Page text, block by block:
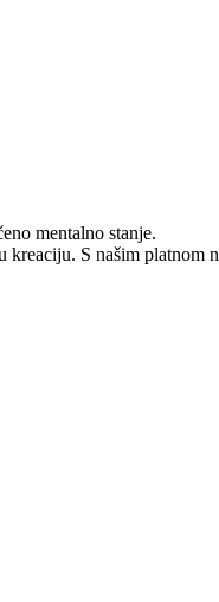
mentalno stanje.
S našim platnom